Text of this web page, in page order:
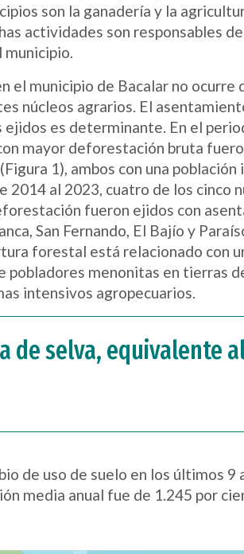
son la ganadería y la
actividades son responsables
el municipio de Bacalar no ocurre
núcleos agrarios. El
es determinante. En el
mayor deforestación bruta
1), ambos con una
2014 al 2023, cuatro de los cinco
fueron ejidos con
San Fernando, El Bajío y
forestal está relacionado con
pobladores menonitas en tierras
intensivos agropecuarios.
de selva, equivalente
de uso de suelo en los últimos 9
media anual fue de 1.245 por